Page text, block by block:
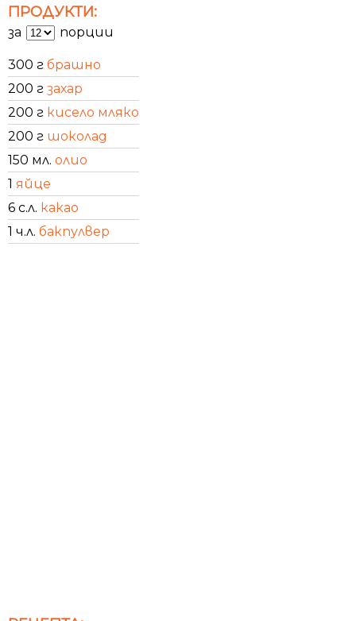
ПРОДУКТИ:
за порции
300 г брашно
200 г захар
200 г кисело мляко
200 г шоколад
150 мл. олио
1 яйце
6 с.л. какао
1 ч.л. бакпулвер